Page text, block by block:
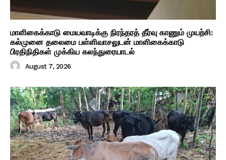
மாளிகைக்காடு மையவாடிக்கு நிரந்தரத் தீர்வு காணும் முயற்சி:
கல்முனை தலைமை பள்ளிவாசலுடன் மாளிகைக்காடு
பிரதிநிதிகள் முக்கிய கலந்துரையாடல்
August 7, 2026